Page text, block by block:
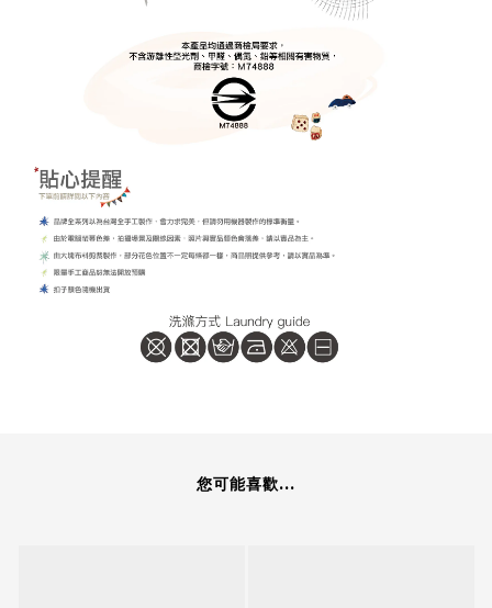
您可能喜歡...